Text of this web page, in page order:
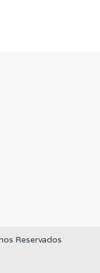
Reservados